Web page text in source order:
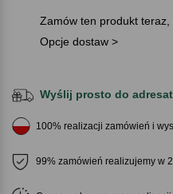
Zamów ten produkt teraz,
Opcje dostaw >
Wyślij prosto do
100% realizacji zamówień i
99% zamówień realizujemy w